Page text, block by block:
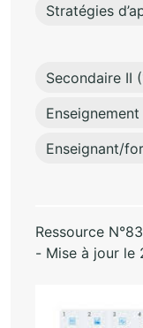
Stratégies
Secondaire II
Enseignant/
Ressource
- Mise à jour le